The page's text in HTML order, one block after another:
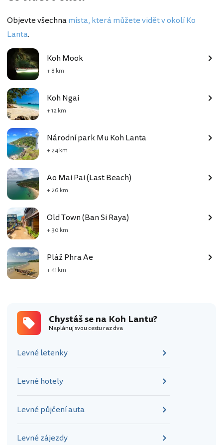
Objevte všechnamísta, která můžete vidět v okolí Ko
Lanta.
Koh Mook
+ 8 km
Koh Ngai
+ 12 km
Národní park Mu Koh Lanta
+ 24 km
Ao Mai Pai (Last Beach)
+ 26 km
Old Town (Ban Si Raya)
+ 30 km
Pláž Phra Ae
+ 41 km
Chystáš se na Koh Lantu?
Naplánuj svou cestu raz dva
Levné letenky
Levné hotely
Levné půjčení auta
Levné zájezdy